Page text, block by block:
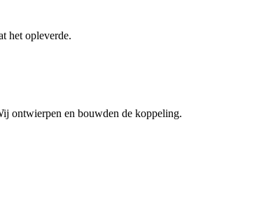
het opleverde.
ontwierpen en bouwden de koppeling.